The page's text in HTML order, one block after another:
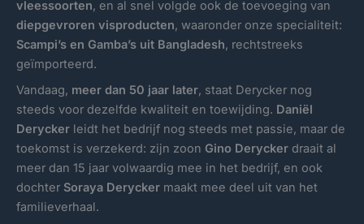
vleessoorten, en al snel volgde ook de toevoeging van
diepgevroren visproducten, waaronder onze specialiteit:
Scampi’s en Gamba’s uit Bangladesh, rechtstreeks
geïmporteerd.
Vandaag, meer dan 50 jaar later, staat Derycker nog
steeds voor dezelfde kwaliteit en toewijding. Daniël
Derycker leidt het bedrijf nog steeds met passie, maar de
toekomst is verzekerd: zijn zoon Gino Derycker draait al
meer dan 15 jaar volwaardig mee in het bedrijf, en ook
dochter Soraya Derycker maakt mee deel uit van het
familieverhaal.